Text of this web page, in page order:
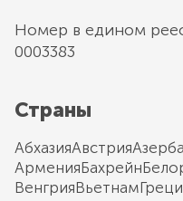
Номер в едином
0003383
Страны
АбхазияАвстрия
АрменияБахрейн
ВенгрияВьетнам